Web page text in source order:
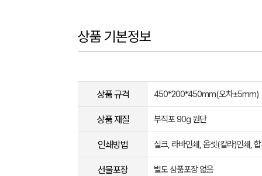
상품 기본정보
상품 규격 450*200*450mm(오차±5mm)
상품 재질 부직포 90g 원단
인쇄방법 실크, 라바인쇄, 옵셋(칼라)인쇄,
선물포장 별도 상품포장 없음